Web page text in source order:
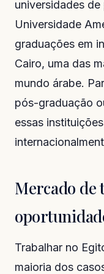
universidades
Universidade
graduações em
Cairo, uma das
mundo árabe.
pós-graduação
essas
Mercado de
Trabalhar no
maioria dos